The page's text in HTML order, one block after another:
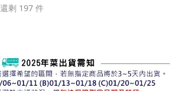
還剩 197 件